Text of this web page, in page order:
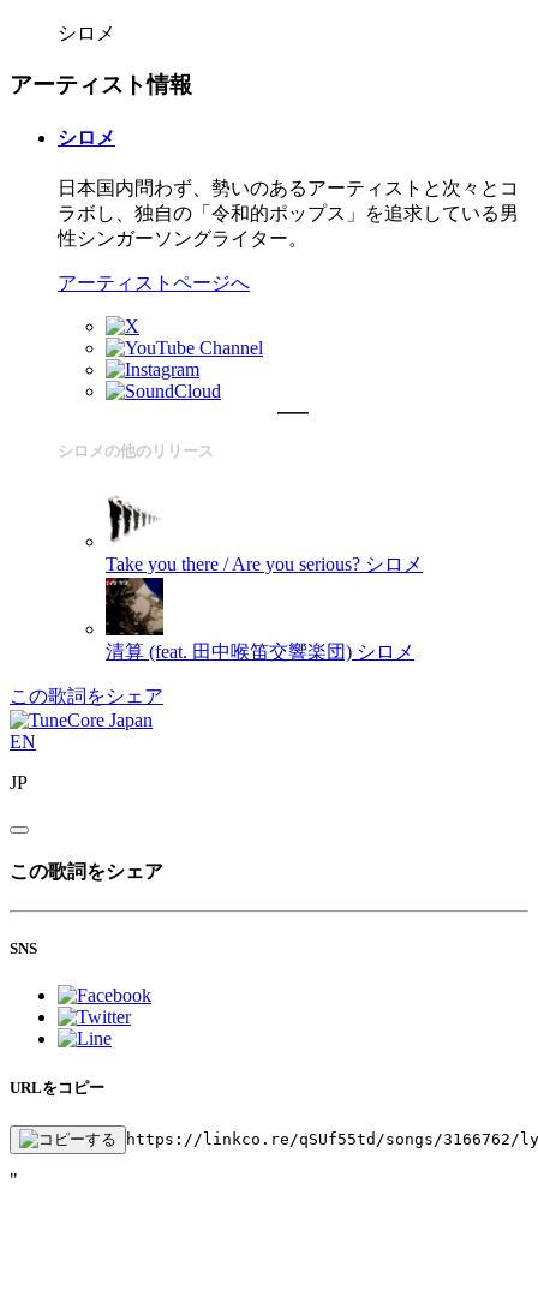
シロメ
アーティスト情報
シロメ
日本国内問わず、勢いのあるアーティストと次々とコ
ラボし、独自の「令和的ポップス」を追求している男
性シンガーソングライター。
アーティストページへ
シロメの他のリリース
Take you there / Are you serious? シロメ
清算 (feat. 田中喉笛交響楽団) シロメ
この歌詞をシェア
EN
JP
この歌詞をシェア
SNS
URLをコピー
https://linkco.re/qSUf55td/songs/3166762/
"